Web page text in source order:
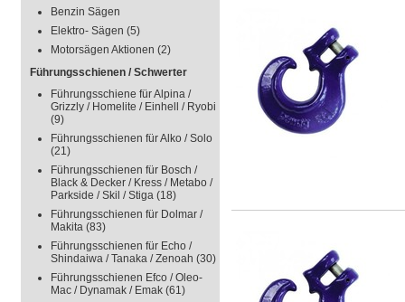
Benzin Sägen
Elektro- Sägen (5)
Motorsägen Aktionen (2)
Führungsschienen / Schwerter
Führungsschiene für Alpina /
Grizzly / Homelite / Einhell / Ryobi
(9)
Führungsschienen für Alko / Solo
(21)
Führungsschienen für Bosch /
Black & Decker / Kress / Metabo /
Parkside / Skil / Stiga (18)
Führungsschienen für Dolmar /
Makita (83)
Führungsschienen für Echo /
Shindaiwa / Tanaka / Zenoah (30)
Führungsschienen Efco / Oleo-
Mac / Dynamak / Emak (61)